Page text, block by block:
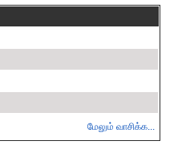
மேலும் வாசிக்க...